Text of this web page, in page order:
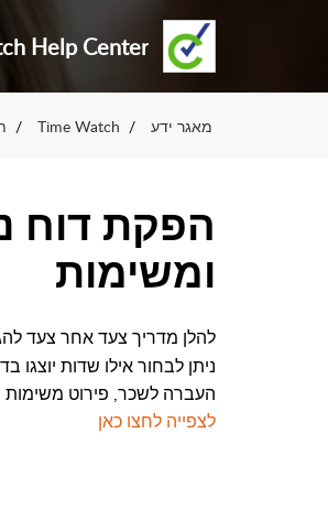
Help Center
מאגר ידע Time Watch
הפקת דוח
ומשימות
להלן מדריך צעד אחר צעד ל
ניתן לבחור אילו שדות
העברה לשכר, פירוט משימות
לצפייה לחצו כאן